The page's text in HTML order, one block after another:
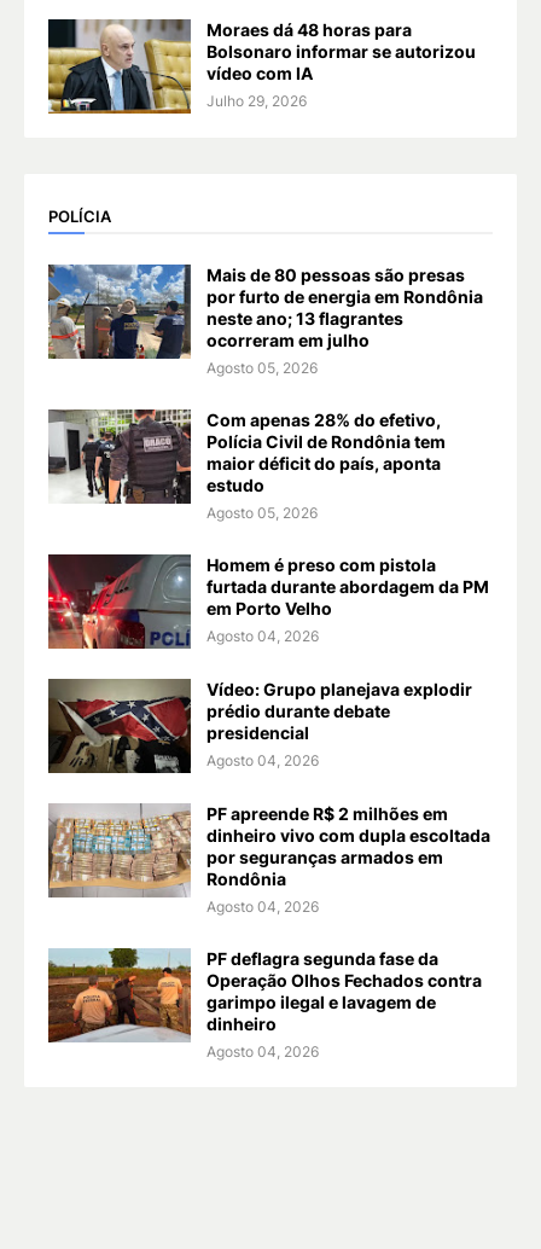
Moraes dá 48 horas para
Bolsonaro informar se autorizou
vídeo com IA
Julho 29, 2026
POLÍCIA
Mais de 80 pessoas são presas
por furto de energia em Rondônia
neste ano; 13 flagrantes
ocorreram em julho
Agosto 05, 2026
Com apenas 28% do efetivo,
Polícia Civil de Rondônia tem
maior déficit do país, aponta
estudo
Agosto 05, 2026
Homem é preso com pistola
furtada durante abordagem da PM
em Porto Velho
Agosto 04, 2026
Vídeo: Grupo planejava explodir
prédio durante debate
presidencial
Agosto 04, 2026
PF apreende R$ 2 milhões em
dinheiro vivo com dupla escoltada
por seguranças armados em
Rondônia
Agosto 04, 2026
PF deflagra segunda fase da
Operação Olhos Fechados contra
garimpo ilegal e lavagem de
dinheiro
Agosto 04, 2026